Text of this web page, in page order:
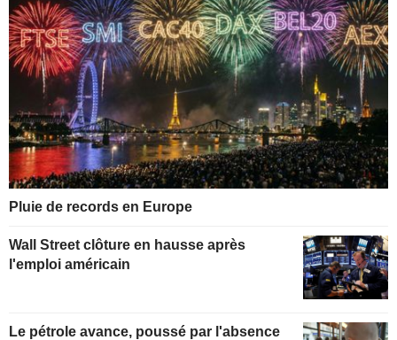
Pluie de records en Europe
Wall Street clôture en hausse après
l'emploi américain
Le pétrole avance, poussé par l'absence